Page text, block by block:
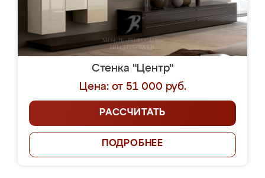
Стенка "Центр"
Цена: от 51 000 руб.
РАССЧИТАТЬ
ПОДРОБНЕЕ